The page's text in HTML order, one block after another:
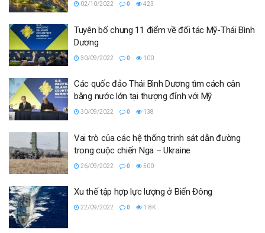
02/10/2022 0 423
Tuyên bố chung 11 điểm về đối tác Mỹ-Thái Bình
Dương
30/09/2022 0 100
Các quốc đảo Thái Bình Dương tìm cách cân
bằng nước lớn tại thượng đỉnh với Mỹ
30/09/2022 0 138
Vai trò của các hệ thống trinh sát dẫn đường
trong cuộc chiến Nga – Ukraine
26/09/2022 0 500
Xu thế tập hợp lực lượng ở Biển Đông
22/09/2022 0 1.8K